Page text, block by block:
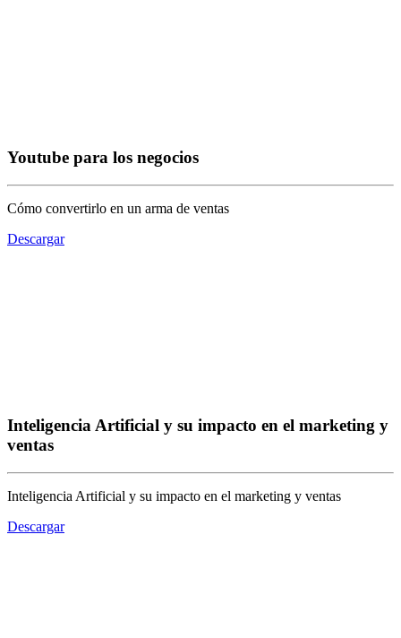
Youtube para los negocios
Cómo convertirlo en un arma de ventas
Descargar
Inteligencia Artificial y su impacto en el marketing y
ventas
Inteligencia Artificial y su impacto en el marketing y ventas
Descargar